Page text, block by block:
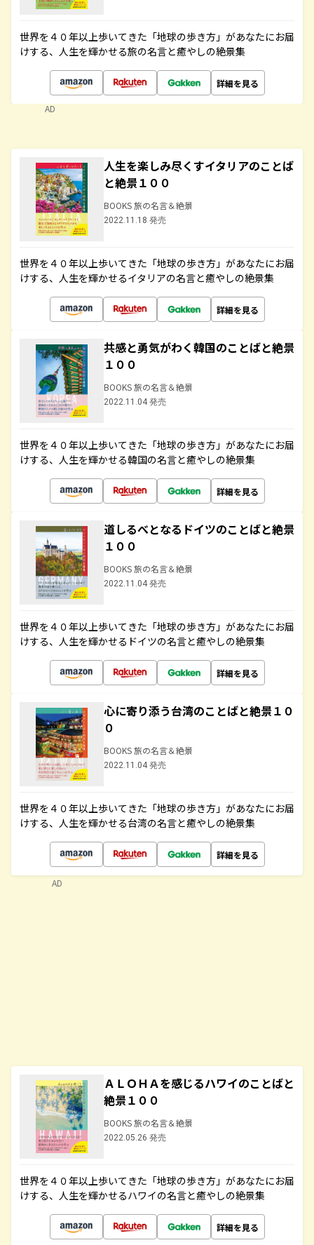
世界を４０年以上歩いてきた「地球の歩き方」があなたにお届
けする、人生を輝かせる旅の名言と癒やしの絶景集
詳細を見る
AD
人生を楽しみ尽くすイタリアのことば
と絶景１００
BOOKS 旅の名言＆絶景
2022.11.18 発売
世界を４０年以上歩いてきた「地球の歩き方」があなたにお届
けする、人生を輝かせるイタリアの名言と癒やしの絶景集
詳細を見る
共感と勇気がわく韓国のことばと絶景
１００
BOOKS 旅の名言＆絶景
2022.11.04 発売
世界を４０年以上歩いてきた「地球の歩き方」があなたにお届
けする、人生を輝かせる韓国の名言と癒やしの絶景集
詳細を見る
道しるべとなるドイツのことばと絶景
１００
BOOKS 旅の名言＆絶景
2022.11.04 発売
世界を４０年以上歩いてきた「地球の歩き方」があなたにお届
けする、人生を輝かせるドイツの名言と癒やしの絶景集
詳細を見る
心に寄り添う台湾のことばと絶景１０
０
BOOKS 旅の名言＆絶景
2022.11.04 発売
世界を４０年以上歩いてきた「地球の歩き方」があなたにお届
けする、人生を輝かせる台湾の名言と癒やしの絶景集
詳細を見る
ＡＬＯＨＡを感じるハワイのことばと
絶景１００
BOOKS 旅の名言＆絶景
2022.05.26 発売
世界を４０年以上歩いてきた「地球の歩き方」があなたにお届
けする、人生を輝かせるハワイの名言と癒やしの絶景集
詳細を見る
AD